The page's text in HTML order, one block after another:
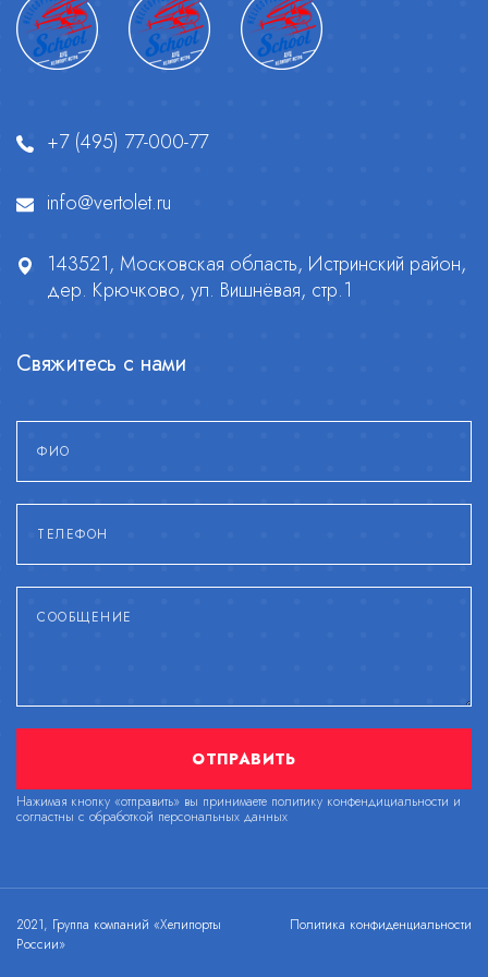
+7 (495) 77-000-77
info@vertolet.ru
143521, Московская область, Истринский район,
дер. Крючково, ул. Вишнёвая, стр.1
Свяжитесь с нами
ОТПРАВИТЬ
Нажимая кнопку «отправить» вы принимаете политику конфендициальности и
согластны с обработкой персональных данных
2021, Группа компаний «Хелипорты
России»
Политика конфиденциальности